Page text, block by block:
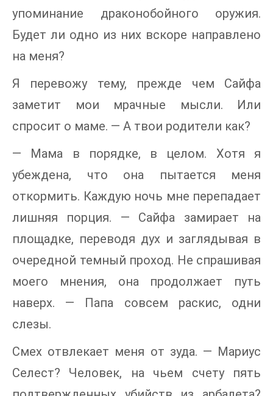
упоминание драконобойного оружия.
Будет ли одно из них вскоре направлено
на меня?
Я перевожу тему, прежде чем Сайфа
заметит мои мрачные мысли. Или
спросит о маме. — А твои родители как?
— Мама в порядке, в целом. Хотя я
убеждена, что она пытается меня
откормить. Каждую ночь мне перепадает
лишняя порция. — Сайфа замирает на
площадке, переводя дух и заглядывая в
очередной темный проход. Не спрашивая
моего мнения, она продолжает путь
наверх. — Папа совсем раскис, одни
слезы.
Смех отвлекает меня от зуда. — Мариус
Селест? Человек, на чьем счету пять